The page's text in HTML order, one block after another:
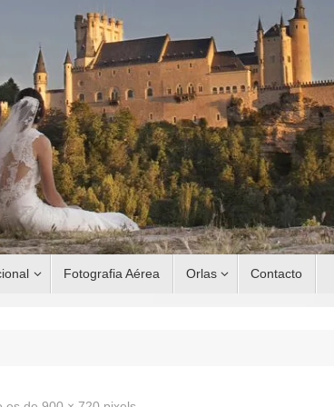
Fotografia Aérea Orlas Contacto